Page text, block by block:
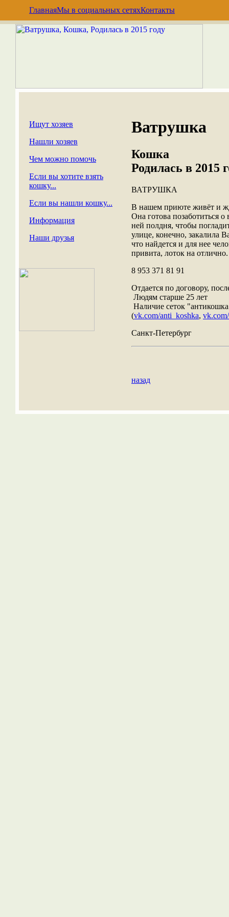
ГлавнаяМы в социальных сетяхКонтакты
Ищут хозяев
Нашли хозяев
Чем можно помочь
Если вы хотите взять
кошку...
Если вы нашли кошку...
Информация
Наши друзья
Ватрушка
Кошка
Родилась в 2015
ВАТРУШКА
В нашем приюте живёт и
Она готова позаботиться
ней полдня, чтобы
улице, конечно, закалила
что найдется и для нее
привита, лоток на отлично.
8 953 371 81 91
Отдается по договору,
Людям старше 25 лет
Наличие сеток
(vk.com/anti_koshka,
Санкт-Петербург
назад